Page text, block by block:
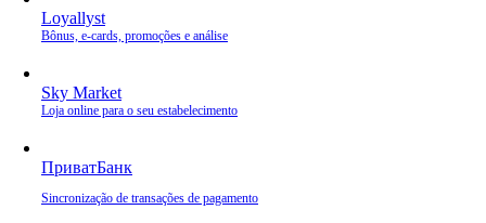
Loyallyst
Bônus, e‑cards, promoções e análise
Sky Market
Loja online para o seu estabelecimento
ПриватБанк
Sincronização de transações de pagamento